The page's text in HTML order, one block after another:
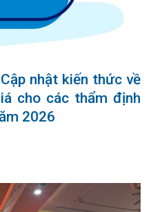
nhật kiến thức về
cho các thẩm định
2026